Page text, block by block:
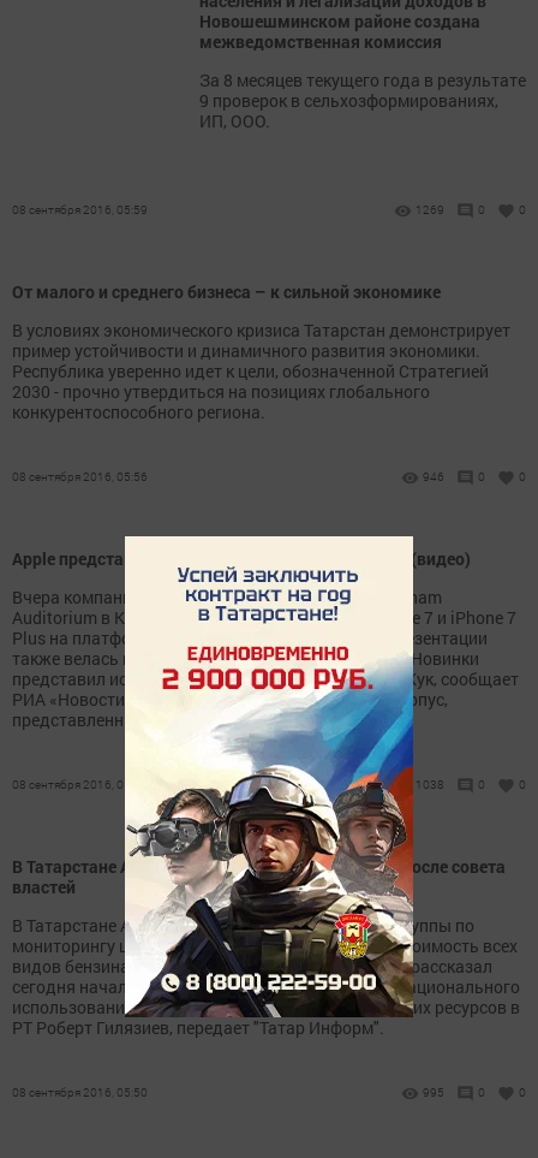
Новошешминском районе создана
межведомственная комиссия
За 8 месяцев текущего года в результате
9 проверок в сельхозформированиях,
ИП, ООО.
08 сентября 2016, 05:59 1269 0 0
От малого и среднего бизнеса – к сильной экономике
В условиях экономического кризиса Татарстан демонстрирует
пример устойчивости и динамичного развития экономики.
Республика уверенно идет к цели, обозначенной Стратегией
2030 - прочно утвердиться на позициях глобального
конкурентоспособного региона.
08 сентября 2016, 05:56 946 0 0
Apple представила новые iPhone 7 и iPhone 7 Plus (видео)
Вчера компания Apple представила в зале Bill Graham
Auditorium в Калифорнии новые смартфоны iPhone 7 и iPhone 7
Plus на платформе iOS 10. Прямая трансляция презентации
также велась на официальном сайте корпорации. Новинки
представил исполнительный директор Apple Тим Кук, сообщает
РИА «Новости». Гаджеты имеют алюминиевый корпус,
представленный в цветах «черный...
08 сентября 2016, 05:53 1038 0 0
В Татарстане АЗС резко снизили цены на бензин после совета
властей
В Татарстане АЗС после рекомендации рабочей группы по
мониторингу цен на моторные топлива снизили стоимость всех
видов бензина не менее чем на 60 копеек, об этом рассказал
сегодня начальник Управления по обеспечению рационального
использования и качества топливно-энергетических ресурсов в
РТ Роберт Гилязиев, передает "Татар Информ".
08 сентября 2016, 05:50 995 0 0